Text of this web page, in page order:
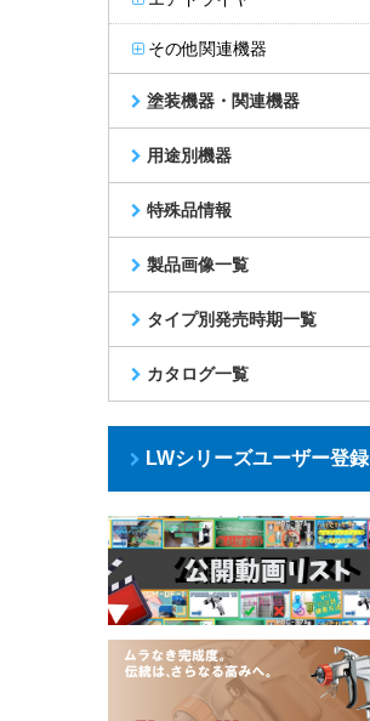
その他関連機器
塗装機器・関連機器
用途別機器
特殊品情報
製品画像一覧
タイプ別発売時期一覧
カタログ一覧
LWシリーズユーザー登録